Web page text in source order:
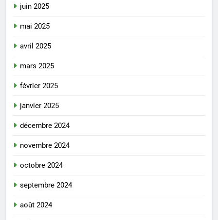
juin 2025
mai 2025
avril 2025
mars 2025
février 2025
janvier 2025
décembre 2024
novembre 2024
octobre 2024
septembre 2024
août 2024